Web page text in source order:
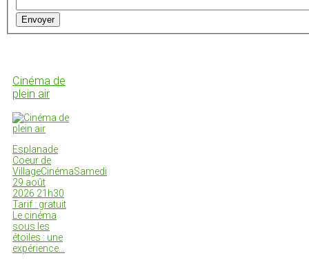
Envoyer
Cinéma de
plein air
Esplanade
Coeur de
VillageCinémaSamedi
29 août
2026 21h30
Tarif : gratuit
Le cinéma
sous les
étoiles : une
expérience…